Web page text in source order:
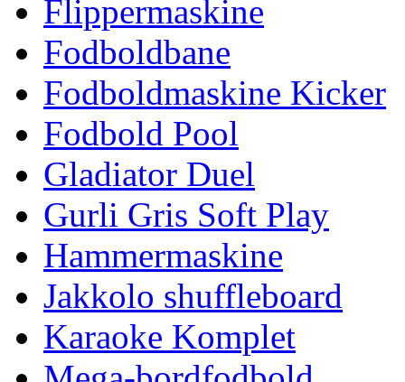
Flippermaskine
Fodboldbane
Fodboldmaskine Kicker
Fodbold Pool
Gladiator Duel
Gurli Gris Soft Play
Hammermaskine
Jakkolo shuffleboard
Karaoke Komplet